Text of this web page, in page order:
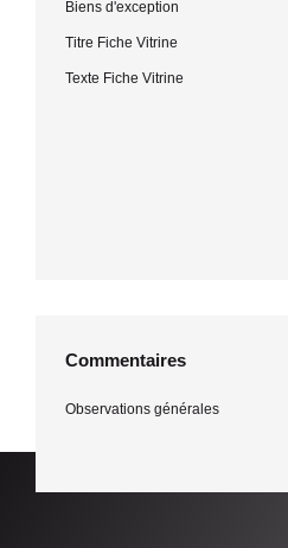
Biens d'exception
Titre Fiche Vitrine
Texte Fiche Vitrine
Commentaires
Observations générales